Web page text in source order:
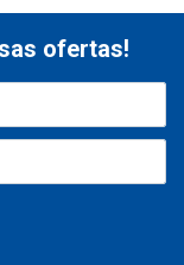
ofertas!